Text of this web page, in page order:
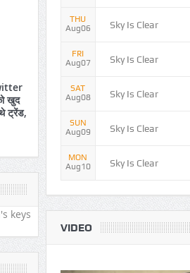
खुद
थे ट्रेंड,
keys
THU
Aug06
Sky Is Clear
FRI
Aug07
Sky Is Clear
SAT
Aug08
Sky Is Clear
SUN
Aug09
Sky Is Clear
MON
Aug10
Sky Is Clear
VIDEO